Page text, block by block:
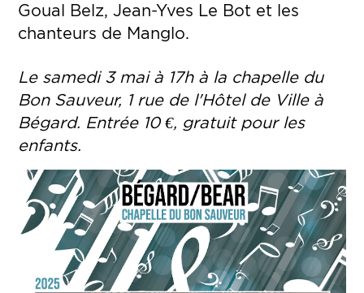
Goual Belz, Jean-Yves Le Bot et les
chanteurs de Manglo.
Le samedi 3 mai à 17h à la chapelle du
Bon Sauveur, 1 rue de l'Hôtel de Ville à
Bégard. Entrée 10 €, gratuit pour les
enfants.